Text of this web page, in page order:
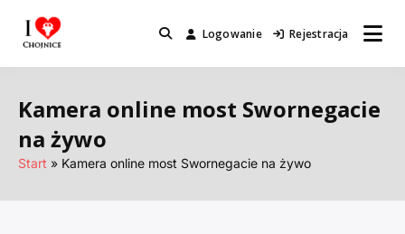
Miejsca które warto odwiedzić.
Logowanie Rejestracja
Kamera online most Swornegacie
na żywo
Start Kamera online most Swornegacie na żywo